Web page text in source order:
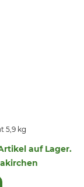
5,9 kg
auf Lager.